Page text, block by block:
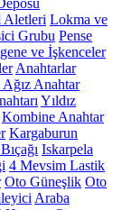
Aletleri Lokma ve
Grubu Pense
ve İşkenceler
Anahtarlar
Ağız Anahtar
Yıldız
Kombine Anahtar
Kargaburun
Iskarpela
4 Mevsim Lastik
Oto Güneşlik Oto
Araba